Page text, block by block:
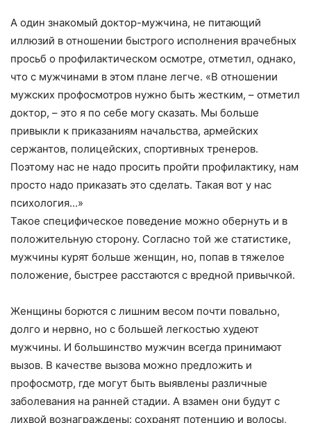
А один знакомый доктор-мужчина, не питающий
иллюзий в отношении быстрого исполнения врачебных
просьб о профилактическом осмотре, отметил, однако,
что с мужчинами в этом плане легче. «В отношении
мужских профосмотров нужно быть жестким, – отметил
доктор, – это я по себе могу сказать. Мы больше
привыкли к приказаниям начальства, армейских
сержантов, полицейских, спортивных тренеров.
Поэтому нас не надо просить пройти профилактику, нам
просто надо приказать это сделать. Такая вот у нас
психология…»
Такое специфическое поведение можно обернуть и в
положительную сторону. Согласно той же статистике,
мужчины курят больше женщин, но, попав в тяжелое
положение, быстрее расстаются с вредной привычкой.
Женщины борются с лишним весом почти повально,
долго и нервно, но с большей легкостью худеют
мужчины. И большинство мужчин всегда принимают
вызов. В качестве вызова можно предложить и
профосмотр, где могут быть выявлены различные
заболевания на ранней стадии. А взамен они будут с
лихвой вознаграждены: сохранят потенцию и волосы,